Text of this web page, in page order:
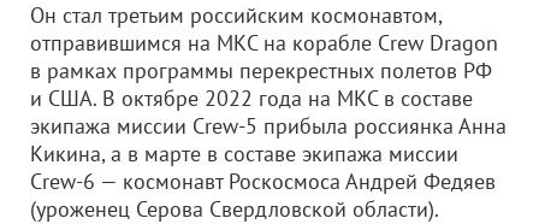
Он стал третьим российским космонавтом,
отправившимся на МКС на корабле Crew Dragon
в рамках программы перекрестных полетов РФ
и США. В октябре 2022 года на МКС в составе
экипажа миссии Crew-5 прибыла россиянка Анна
Кикина, а в марте в составе экипажа миссии
Crew-6 — космонавт Роскосмоса Андрей Федяев
(уроженец Серова Свердловской области).